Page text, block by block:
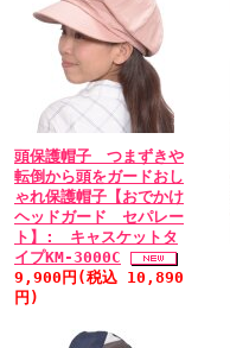
頭保護帽子 つまずきや
転倒から頭をガードおし
ゃれ保護帽子【おでかけ
ヘッドガード セパレー
ト】: キャスケットタ
イプKM-3000C
9,900円(税込 10,890
円)